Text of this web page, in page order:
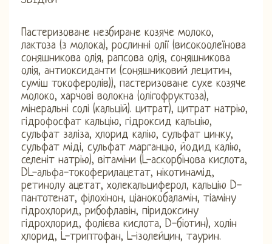
Пастеризоване незбиране козяче молоко,
лактоза (з молока), рослинні олії (високоолеїнова
соняшникова олія, рапсова олія, соняшникова
олія, антиоксиданти (соняшниковий лецитин,
суміш токоферолів)), пастеризоване сухе козяче
молоко, харчові волокна (олігофруктоза),
мінеральні солі (кальцій). цитрат), цитрат натрію,
гідрофосфат кальцію, гідроксид кальцію,
сульфат заліза, хлорид калію, сульфат цинку,
сульфат міді, сульфат марганцю, йодид калію,
селеніт натрію), вітаміни (L-аскорбінова кислота,
DL-альфа-токоферилацетат, нікотинамід,
ретинолу ацетат, холекальциферол, кальцію D-
пантотенат, філохінон, ціанокобаламін, тіаміну
гідрохлорид, рибофлавін, піридоксину
гідрохлорид, фолієва кислота, D-біотин), холін
хлорид, L-триптофан, L-ізолейцин, таурин.